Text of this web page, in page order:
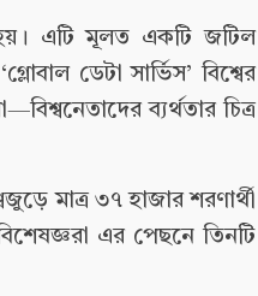
হয়। এটি মূলত একটি জটিল
ডেটা সার্ভিস’ বিশ্বের
ব্যর্থতার চিত্র
মাত্র ৩৭ হাজার শরণার্থী
এর পেছনে তিনটি